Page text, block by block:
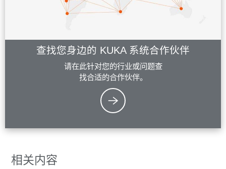
查找您身边的 KUKA 系统合作伙伴
请在此针对您的行业或问题查
找合适的合作伙伴。
相关内容